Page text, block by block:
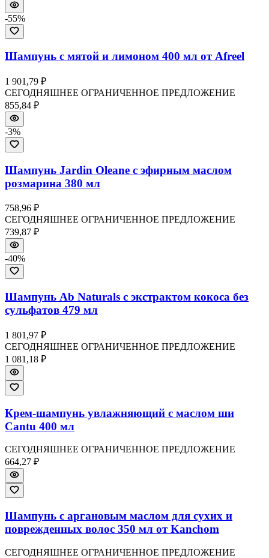
-55%
Шампунь с мятой и лимоном 400 мл от Afreel
1 901,79 ₽
СЕГОДНЯШНЕЕ ОГРАНИЧЕННОЕ ПРЕДЛОЖЕНИЕ
855,84 ₽
-3%
Шампунь Jardin Oleane с эфирным маслом
розмарина 380 мл
758,96 ₽
СЕГОДНЯШНЕЕ ОГРАНИЧЕННОЕ ПРЕДЛОЖЕНИЕ
739,87 ₽
-40%
Шампунь Ab Naturals с экстрактом кокоса без
сульфатов 479 мл
1 801,97 ₽
СЕГОДНЯШНЕЕ ОГРАНИЧЕННОЕ ПРЕДЛОЖЕНИЕ
1 081,18 ₽
Крем-шампунь увлажняющий с маслом ши
Cantu 400 мл
СЕГОДНЯШНЕЕ ОГРАНИЧЕННОЕ ПРЕДЛОЖЕНИЕ
664,27 ₽
Шампунь с аргановым маслом для сухих и
поврежденных волос 350 мл от Kanchom
СЕГОДНЯШНЕЕ ОГРАНИЧЕННОЕ ПРЕДЛОЖЕНИЕ